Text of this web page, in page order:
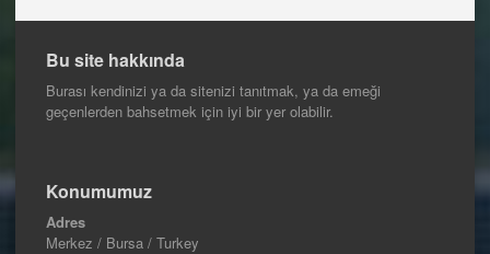
Bu site hakkında
Burası kendinizi ya da sitenizi tanıtmak, ya da emeği
geçenlerden bahsetmek için iyi bir yer olabilir.
Konumumuz
Adres
Merkez / Bursa / Turkey